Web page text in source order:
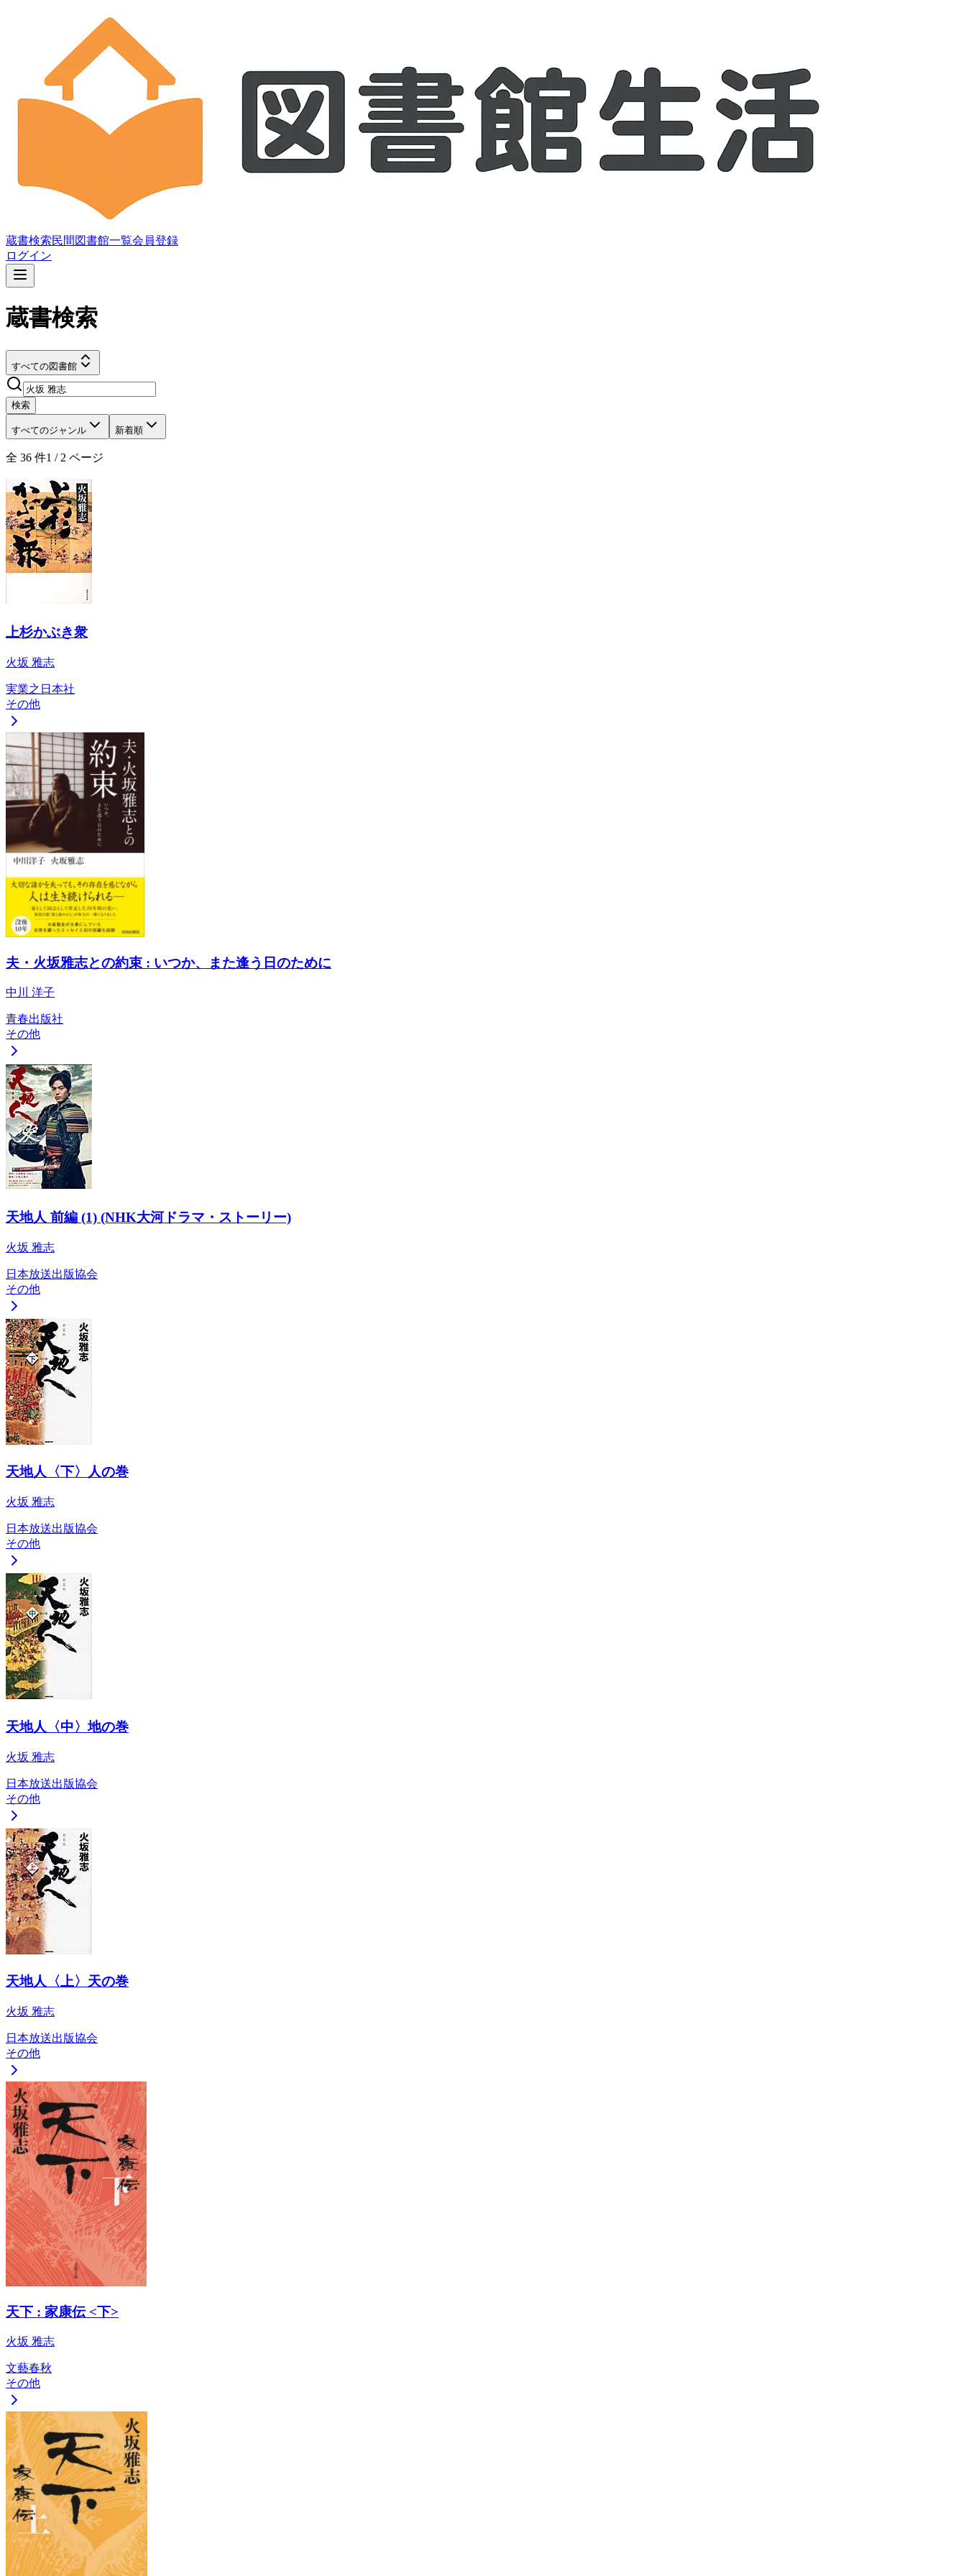
蔵書検索民間図書館一覧会員登録
ログイン
蔵書検索
すべての図書館
検索
すべてのジャンル 新着順
全 36 件1 / 2 ページ
上杉かぶき衆
火坂 雅志
実業之日本社
その他
夫・火坂雅志との約束 : いつか、また逢う日のために
中川 洋子
青春出版社
その他
天地人 前編 (1) (NHK大河ドラマ・ストーリー)
火坂 雅志
日本放送出版協会
その他
天地人〈下〉人の巻
火坂 雅志
日本放送出版協会
その他
天地人〈中〉地の巻
火坂 雅志
日本放送出版協会
その他
天地人〈上〉天の巻
火坂 雅志
日本放送出版協会
その他
天下 : 家康伝 <下>
火坂 雅志
文藝春秋
その他